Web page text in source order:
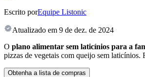
Escrito porEquipe Listonic
Atualizado em 9 de dez. de 2024
O plano alimentar sem laticínios para a
pizzas de vegetais com queijo sem laticínios.
Obtenha a lista de compras